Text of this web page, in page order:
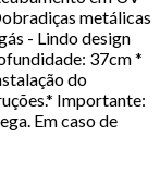
metálicas
- Lindo design
37cm *
do
Importante:
Em caso de